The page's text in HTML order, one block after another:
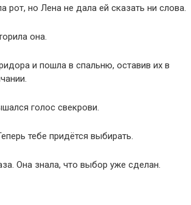
рот, но Лена не дала ей сказать ни слова.
она.
и пошла в спальню, оставив их в
голос свекрови.
тебе придётся выбирать.
Она знала, что выбор уже сделан.